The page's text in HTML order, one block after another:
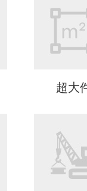
超大